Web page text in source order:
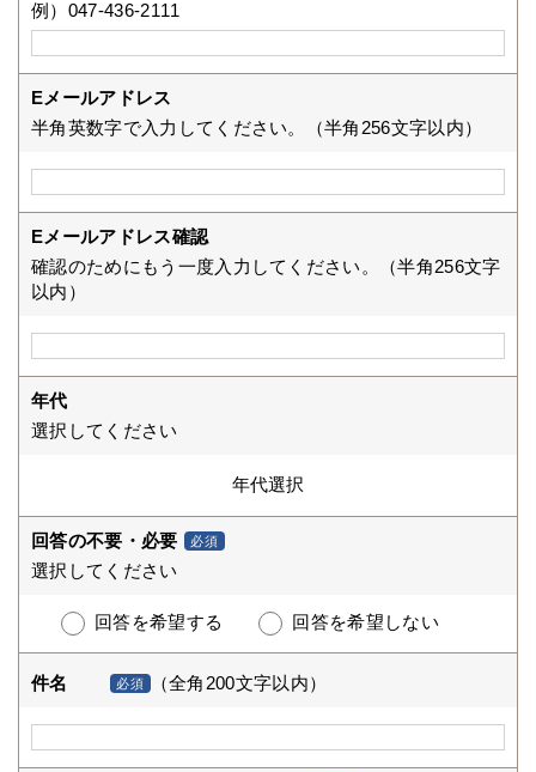
例）047-436-2111
Eメールアドレス
半角英数字で入力してください。（半角256文字以内）
Eメールアドレス確認
確認のためにもう一度入力してください。（半角256文字
以内）
年代
選択してください
回答の不要・必要 必須
選択してください
回答を希望する 回答を希望しない
件名 必須 （全角200文字以内）